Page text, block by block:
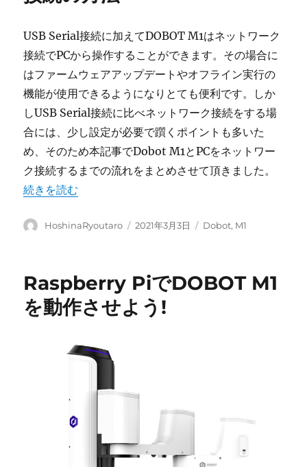
USB Serial接続に加えてDOBOT M1はネットワーク
接続でPCから操作することができます。その場合に
はファームウェアアップデートやオフライン実行の
機能が使用できるようになりとても便利です。しか
しUSB Serial接続に比べネットワーク接続をする場
合には、少し設定が必要で躓くポイントも多いた
め、そのため本記事でDobot M1とPCをネットワー
ク接続するまでの流れをまとめさせて頂きました。
“DOBOT M1のネットワーク接続の方法” の
続きを読む
投
HoshinaRyoutaro
投
2021年3月3日
カ
ー
Dobot, M1
Raspberry PiでDOBOT M1
を動作させよう!